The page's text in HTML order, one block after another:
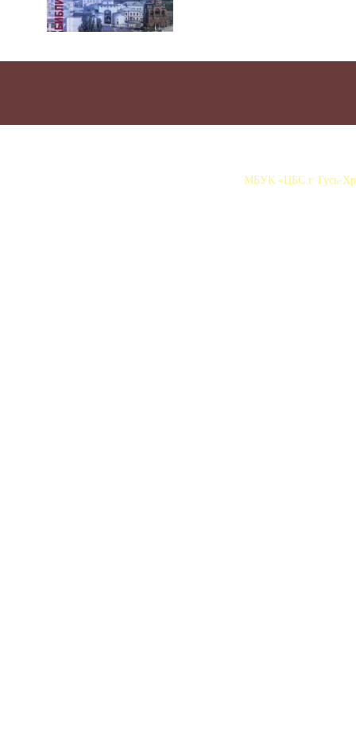
МБУК «ЦБС г. Гусь-